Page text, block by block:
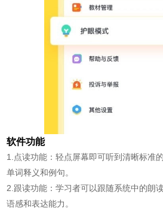
软件功能
1.点读功能：轻点屏幕即可听到清晰标准
单词释义和例句。
2.跟读功能：学习者可以跟随系统中的朗
语感和表达能力。